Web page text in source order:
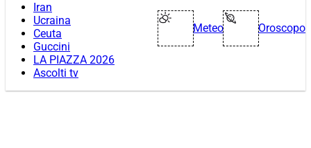
Iran
Ucraina
Ceuta
Guccini
LA PIAZZA 2026
Ascolti tv
Meteo Oroscopo